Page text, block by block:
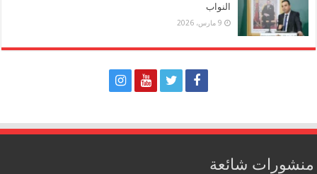
النواب
9 مارس، 2026
منشورات شائعة